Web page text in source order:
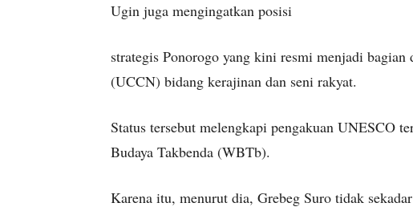
Ugin juga mengingatkan posisi
strategis Ponorogo yang kini resmi menjadi
(UCCN) bidang kerajinan dan seni rakyat.
Status tersebut melengkapi pengakuan UNESCO
Budaya Takbenda (WBTb).
Karena itu, menurut dia, Grebeg Suro tidak